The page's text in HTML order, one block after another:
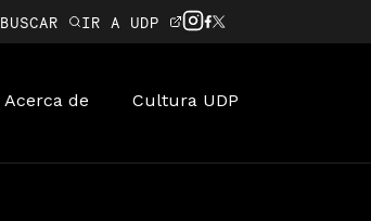
BUSCAR IR A UDP
Acerca de Cultura UDP